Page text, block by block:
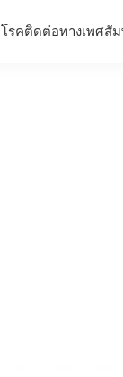
โรคติดต่อทางเพศสั